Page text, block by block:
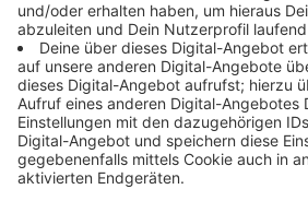
Landrat Thomas Hendele. Die
kreisangehörigen Städten
hatte die Stadt Langenfeld den
darum gebeten, sich als
Langenfelds Bürgermeister Frank
„Hierdurch könnten einerseits die
aus Gastronomie, Handel und